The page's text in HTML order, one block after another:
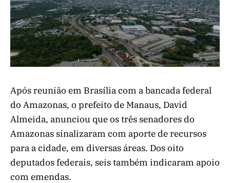
Após reunião em Brasília com a bancada federal
do Amazonas, o prefeito de Manaus, David
Almeida, anunciou que os três senadores do
Amazonas sinalizaram com aporte de recursos
para a cidade, em diversas áreas. Dos oito
deputados federais, seis também indicaram apoio
com emendas.